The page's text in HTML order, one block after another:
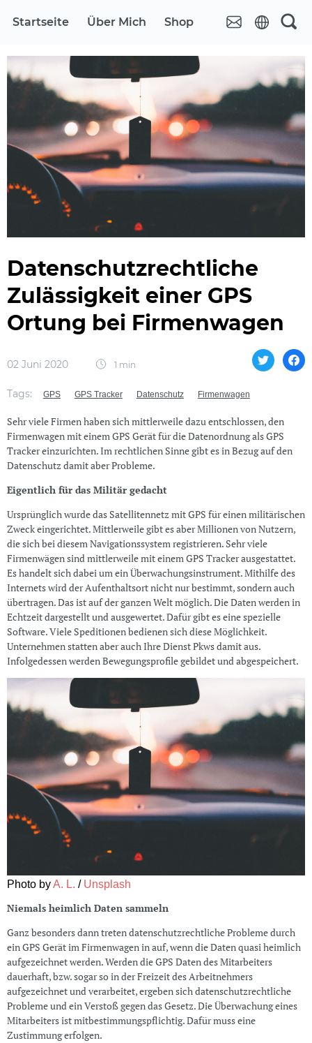
Startseite Über Mich Shop
Datenschutzrechtliche
Zulässigkeit einer GPS
Ortung bei Firmenwagen
02 Juni 2020 1 min
Tags: GPS GPS Tracker Datenschutz Firmenwagen
Sehr viele Firmen haben sich mittlerweile dazu entschlossen, den
Firmenwagen mit einem GPS Gerät für die Datenordnung als GPS
Tracker einzurichten. Im rechtlichen Sinne gibt es in Bezug auf den
Datenschutz damit aber Probleme.
Eigentlich für das Militär gedacht
Ursprünglich wurde das Satellitennetz mit GPS für einen militärischen
Zweck eingerichtet. Mittlerweile gibt es aber Millionen von Nutzern,
die sich bei diesem Navigationssystem registrieren. Sehr viele
Firmenwägen sind mittlerweile mit einem GPS Tracker ausgestattet.
Es handelt sich dabei um ein Überwachungsinstrument. Mithilfe des
Internets wird der Aufenthaltsort nicht nur bestimmt, sondern auch
übertragen. Das ist auf der ganzen Welt möglich. Die Daten werden in
Echtzeit dargestellt und ausgewertet. Dafür gibt es eine spezielle
Software. Viele Speditionen bedienen sich diese Möglichkeit.
Unternehmen statten aber auch Ihre Dienst Pkws damit aus.
Infolgedessen werden Bewegungsprofile gebildet und abgespeichert.
Photo byA. L. / Unsplash
Niemals heimlich Daten sammeln
Ganz besonders dann treten datenschutzrechtliche Probleme durch
ein GPS Gerät im Firmenwagen in auf, wenn die Daten quasi heimlich
aufgezeichnet werden. Werden die GPS Daten des Mitarbeiters
dauerhaft, bzw. sogar so in der Freizeit des Arbeitnehmers
aufgezeichnet und verarbeitet, ergeben sich datenschutzrechtliche
Probleme und ein Verstoß gegen das Gesetz. Die Überwachung eines
Mitarbeiters ist mitbestimmungspflichtig. Dafür muss eine
Zustimmung erfolgen.